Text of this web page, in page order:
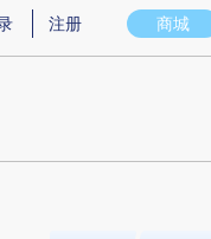
意图存在偏差。不代表财新
商城
注册